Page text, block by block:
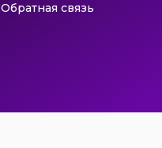
Обратная связь